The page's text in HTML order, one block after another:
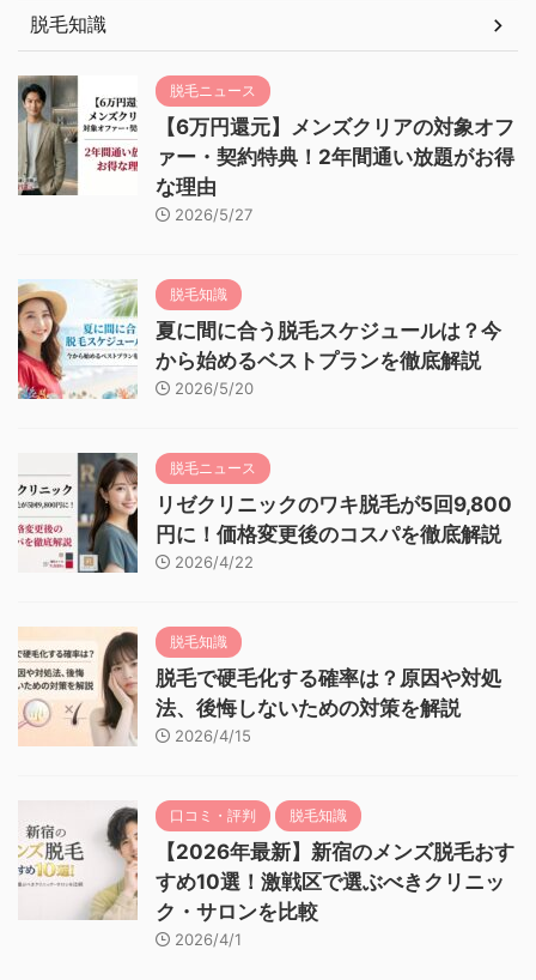
脱毛知識
脱毛ニュース
【6万円還元】メンズクリアの対象オフ
ァー・契約特典！2年間通い放題がお得
な理由
2026/5/27
脱毛知識
夏に間に合う脱毛スケジュールは？今
から始めるベストプランを徹底解説
2026/5/20
脱毛ニュース
リゼクリニックのワキ脱毛が5回9,800
円に！価格変更後のコスパを徹底解説
2026/4/22
脱毛知識
脱毛で硬毛化する確率は？原因や対処
法、後悔しないための対策を解説
2026/4/15
口コミ・評判 脱毛知識
【2026年最新】新宿のメンズ脱毛おす
すめ10選！激戦区で選ぶべきクリニッ
ク・サロンを比較
2026/4/1